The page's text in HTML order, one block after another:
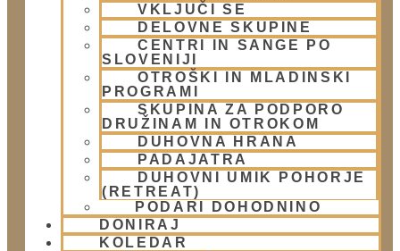
VKLJUČI SE
DELOVNE SKUPINE
CENTRI IN SANGE PO
SLOVENIJI
OTROŠKI IN MLADINSKI
PROGRAMI
SKUPINA ZA PODPORO
DRUŽINAM IN OTROKOM
DUHOVNA HRANA
PADAJATRA
DUHOVNI UMIK POHORJE
(RETREAT)
PODARI DOHODNINO
DONIRAJ
KOLEDAR
Klikni gumb spodaj.
Doniraj
Urnik templja